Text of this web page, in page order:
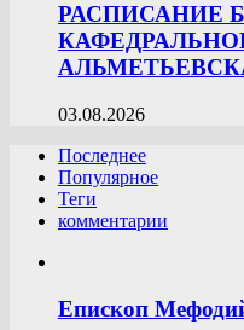
РАСПИСАНИЕ
03.08.2026
Последнее
Популярное
Теги
комментарии
Епископ